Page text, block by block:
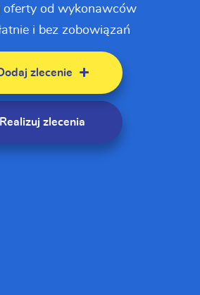
oferty od wykonawców
i bez zobowiązań
zlecenie
Realizuj zlecenia